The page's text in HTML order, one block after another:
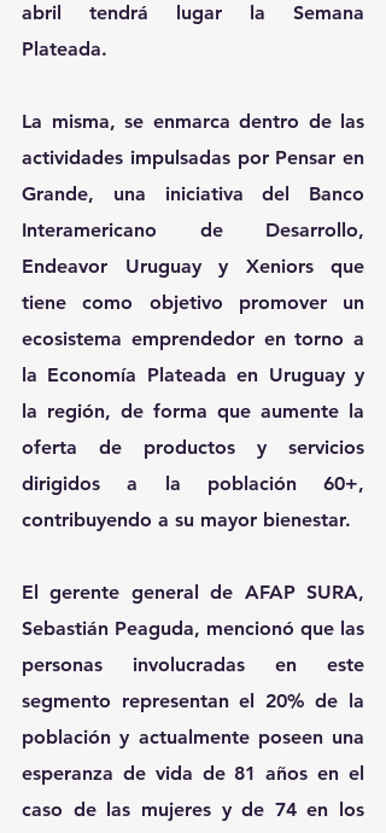
abril tendrá lugar la Semana
Plateada.
La misma, se enmarca dentro de las
actividades impulsadas por Pensar en
Grande, una iniciativa del Banco
Interamericano de Desarrollo,
Endeavor Uruguay y Xeniors que
tiene como objetivo promover un
ecosistema emprendedor en torno a
la Economía Plateada en Uruguay y
la región, de forma que aumente la
oferta de productos y servicios
dirigidos a la población 60+,
contribuyendo a su mayor bienestar.
El gerente general de AFAP SURA,
Sebastián Peaguda, mencionó que las
personas involucradas en este
segmento representan el 20% de la
población y actualmente poseen una
esperanza de vida de 81 años en el
caso de las mujeres y de 74 en los